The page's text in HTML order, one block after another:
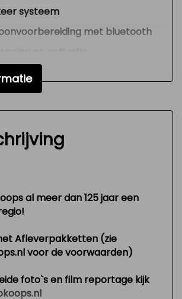
systeem
met bluetooth
system
spiegels in car.kleur
services
assistent
bekleding
adaptief
al meer dan 125 jaar een
Afleverpakketten (zie
voor de voorwaarden)
foto`s en film reportage kijk